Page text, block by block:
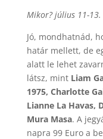
Mikor? július 11-13.
Jó, mondhatnád,
határ mellett, de
alatt le lehet
látsz, mint Liam
1975, Charlotte
Lianne La Havas,
Mura Masa. A
napra 99 Euro a